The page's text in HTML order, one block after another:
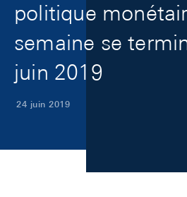
politique
semaine se
juin 2019
24 juin 2019